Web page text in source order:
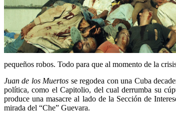
pequeños robos. Todo para que al momento de la
Juan de los Muertos se regodea con una Cuba
política, como el Capitolio, del cual derrumba su
produce una masacre al lado de la Sección de
mirada del “Che” Guevara.